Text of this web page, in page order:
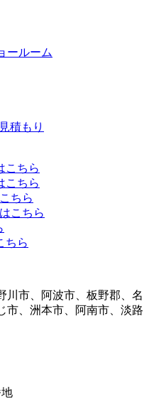
ールーム
積もり
川市、阿波市、板野郡、名
市、洲本市、阿南市、淡路